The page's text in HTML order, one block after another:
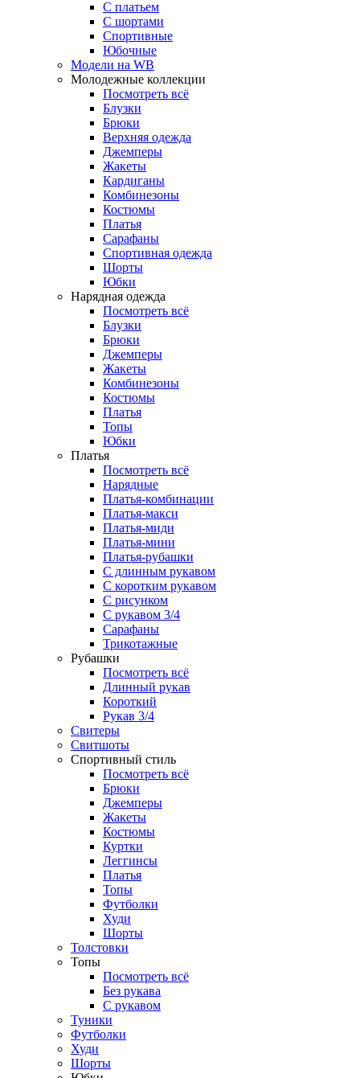
С платьем
С шортами
Спортивные
Юбочные
Модели на WB
Молодежные коллекции
Посмотреть всё
Блузки
Брюки
Верхняя одежда
Джемперы
Жакеты
Кардиганы
Комбинезоны
Костюмы
Платья
Сарафаны
Спортивная одежда
Шорты
Юбки
Нарядная одежда
Посмотреть всё
Блузки
Брюки
Джемперы
Жакеты
Комбинезоны
Костюмы
Платья
Топы
Юбки
Платья
Посмотреть всё
Нарядные
Платья-комбинации
Платья-макси
Платья-миди
Платья-мини
Платья-рубашки
С длинным рукавом
С коротким рукавом
С рисунком
С рукавом 3/4
Сарафаны
Трикотажные
Рубашки
Посмотреть всё
Длинный рукав
Короткий
Рукав 3/4
Свитеры
Свитшоты
Спортивный стиль
Посмотреть всё
Брюки
Джемперы
Жакеты
Костюмы
Куртки
Леггинсы
Платья
Топы
Футболки
Худи
Шорты
Толстовки
Топы
Посмотреть всё
Без рукава
С рукавом
Туники
Футболки
Худи
Шорты